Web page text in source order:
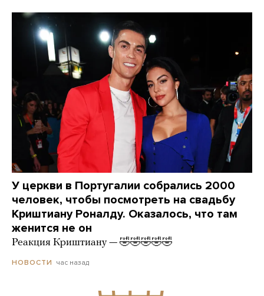
У церкви в Португалии собрались 2000
человек, чтобы посмотреть на свадьбу
Криштиану Роналду. Оказалось, что там
женится не он
Реакция Криштиану — 🤣🤣🤣🤣🤣
НОВОСТИ час назад